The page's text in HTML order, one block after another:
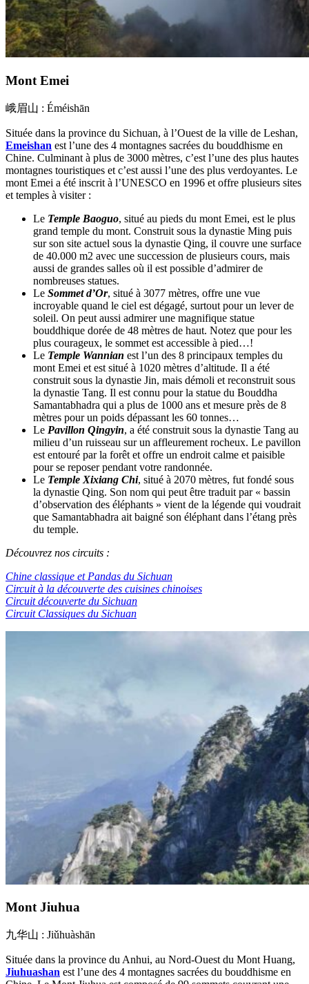
Mont Emei
峨眉山 : Éméishān
Située dans la province du Sichuan, à l’Ouest de la ville de Leshan,
Emeishan est l’une des 4 montagnes sacrées du bouddhisme en
Chine. Culminant à plus de 3000 mètres, c’est l’une des plus hautes
montagnes touristiques et c’est aussi l’une des plus verdoyantes. Le
mont Emei a été inscrit à l’UNESCO en 1996 et offre plusieurs sites
et temples à visiter :
Le Temple Baoguo, situé au pieds du mont Emei, est le plus
grand temple du mont. Construit sous la dynastie Ming puis
sur son site actuel sous la dynastie Qing, il couvre une surface
de 40.000 m2 avec une succession de plusieurs cours, mais
aussi de grandes salles où il est possible d’admirer de
nombreuses statues.
Le Sommet d’Or, situé à 3077 mètres, offre une vue
incroyable quand le ciel est dégagé, surtout pour un lever de
soleil. On peut aussi admirer une magnifique statue
bouddhique dorée de 48 mètres de haut. Notez que pour les
plus courageux, le sommet est accessible à pied…!
Le Temple Wannian est l’un des 8 principaux temples du
mont Emei et est situé à 1020 mètres d’altitude. Il a été
construit sous la dynastie Jin, mais démoli et reconstruit sous
la dynastie Tang. Il est connu pour la statue du Bouddha
Samantabhadra qui a plus de 1000 ans et mesure près de 8
mètres pour un poids dépassant les 60 tonnes…
Le Pavillon Qingyin, a été construit sous la dynastie Tang au
milieu d’un ruisseau sur un affleurement rocheux. Le pavillon
est entouré par la forêt et offre un endroit calme et paisible
pour se reposer pendant votre randonnée.
Le Temple Xixiang Chi, situé à 2070 mètres, fut fondé sous
la dynastie Qing. Son nom qui peut être traduit par « bassin
d’observation des éléphants » vient de la légende qui voudrait
que Samantabhadra ait baigné son éléphant dans l’étang près
du temple.
Découvrez nos circuits :
Chine classique et Pandas du Sichuan
Circuit à la découverte des cuisines chinoises
Circuit découverte du Sichuan
Circuit Classiques du Sichuan
Mont Jiuhua
九华山 : Jiǔhuàshān
Située dans la province du Anhui, au Nord-Ouest du Mont Huang,
Jiuhuashan est l’une des 4 montagnes sacrées du bouddhisme en